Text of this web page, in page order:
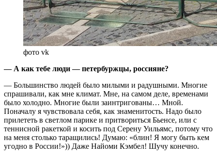
фото vk
— А как тебе люди — петербуржцы, россияне?
— Большинство людей было милыми и радушными. Многие
спрашивали, как мне климат. Мне, на самом деле, временами
было холодно. Многие были заинтригованы… Мной.
Поначалу я чувствовала себя, как знаменитость. Надо было
прилететь в светлом парике и притвориться Бьенсе, или с
теннисной ракеткой и косить под Серену Уильямс, потому что
на меня столько таращились! Думаю: «блин! Я могу быть кем
угодно в России!»)) Даже Найоми Кэмбел! Шучу конечно.